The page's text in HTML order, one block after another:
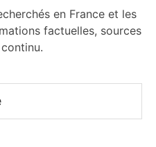
en France et les
factuelles, sources